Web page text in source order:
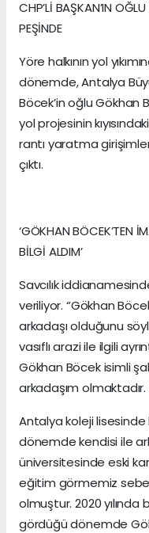
CHP’Lİ BAŞKAN’IN
PEŞİNDE
Yöre halkının yol
dönemde, Antalya
Böcek’in oğlu Gökhan
yol projesinin
rantı yaratma
çıktı.
‘GÖKHAN BÖCEK’TEN
BİLGİ ALDIM’
Savcılık
veriliyor. “Gökhan
arkadaşı olduğunu
vasıflı arazi ile ilgili
Gökhan Böcek isimli
arkadaşım
Antalya koleji lisesinde
dönemde kendisi ile
üniversitesinde eski
eğitim görmemiz
olmuştur. 2020
gördüğü dönemde